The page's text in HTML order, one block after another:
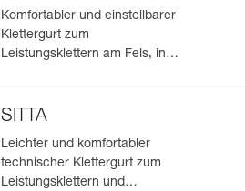
Komfortabler und einstellbarer
Klettergurt zum
Leistungsklettern am Fels, in
SITTA
Leichter und komfortabler
technischer Klettergurt zum
Leistungsklettern und